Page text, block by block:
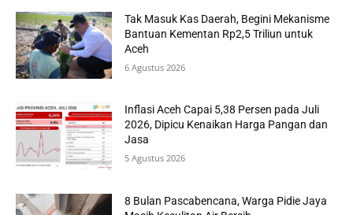
Tak Masuk Kas Daerah, Begini Mekanisme
Bantuan Kementan Rp2,5 Triliun untuk
Aceh
6 Agustus 2026
Inflasi Aceh Capai 5,38 Persen pada Juli
2026, Dipicu Kenaikan Harga Pangan dan
Jasa
5 Agustus 2026
8 Bulan Pascabencana, Warga Pidie Jaya